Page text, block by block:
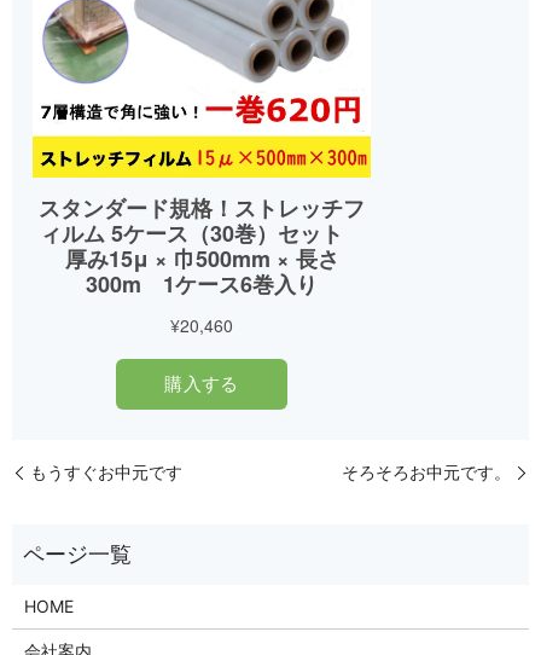
もうすぐお中元です そろそろお中元です。
HOME